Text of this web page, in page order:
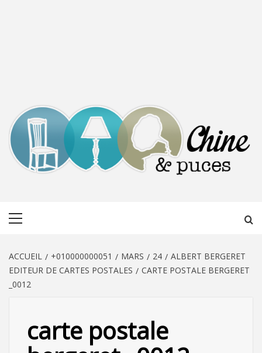
ACCUEIL +010000000051 MARS 24
ALBERT BERGERET
EDITEUR DE CARTES POSTALES
CARTE POSTALE BERGERET
_0012
carte postale